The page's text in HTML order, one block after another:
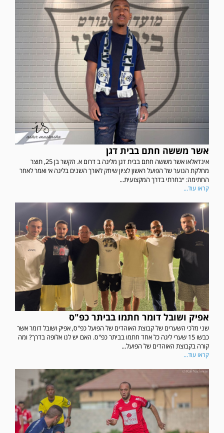
אשר מששה חתם בבית דגן
אינדאלאו אשר מששה חתם בבית דגן מליגה ב דרום א. הקשר בן 25, תוצר
מחלקת הנוער של הפועל ראשון לציון שיחק לאורך השנים בליגה א׳ ואמר לאחר
החתימה: ״בחרתי בדרך המקצועית...
קראו עוד...
אפיק ושובל דומר חתמו בביתר כפ"ס
שני מלכי השערים של קבוצת האוהדים של הפועל כפ"ס, אפיק ושובל דומר אשר
כבשו 15 שערי ליגה כל אחד חתמו בביתר כפ"ס. האם יש לנו אלופה בדרך? ומה
קורה בקבוצת האוהדים של הפועל...
קראו עוד...